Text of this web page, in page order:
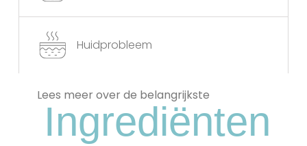
Huidprobleem
Lees meer over de belangrijkste
Ingrediënten